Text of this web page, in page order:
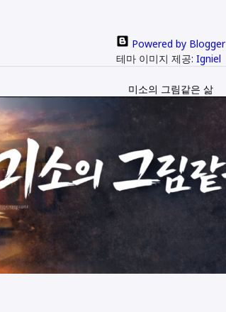
Powered by Blogger
테마 이미지 제공:Igniel
미소의 그림같은 삶